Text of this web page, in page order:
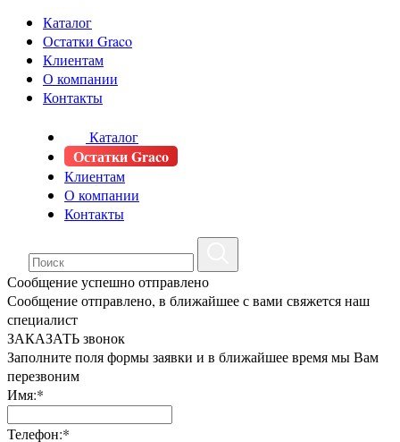
Каталог
Остатки Graco
Клиентам
О компании
Контакты
Каталог
Остатки Graco
Клиентам
О компании
Контакты
Сообщение успешно отправлено
Сообщение отправлено, в ближайшее с вами свяжется наш
специалист
ЗАКАЗАТЬ звонок
Заполните поля формы заявки и в ближайшее время мы Вам
перезвоним
Имя:*
Телефон:*